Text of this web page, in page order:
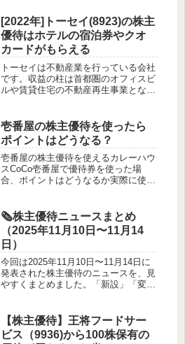
[2022年]トーセイ(8923)の株主
優待はホテルの宿泊券やクオ
カードがもらえる
トーセイは不動産業を行っている会社
です。収益の柱は首都圏のオフィスビ
ルや賃貸住宅の不動産再生事業となっ
泊割引券や長期保有するとクオカード
ももらえるようになります。必要株数
継...
壱番屋の株主優待を使ったら
ポイントはどうなる？
壱番屋の株主優待を使えるカレーハウ
スCoCo壱番屋で優待券を使った場
合、ポイントはどうなるか実際に使っ
ます。この優待券は店内での飲食やテ
イクアウト、宅配、店頭販売に利用で
き...
🗞株主優待ニュースまとめ
（2025年11月10日〜11月14
日）
今回は2025年11月10日〜11月14日に
発表された株主優待のニュースを、見
やすくまとめました。「新設」「変
とチェックできます。投資判断や優待
取得の参考にどうぞ！銘柄多す...
【株主優待】王将フードサー
ビス（9936)から100株保有の